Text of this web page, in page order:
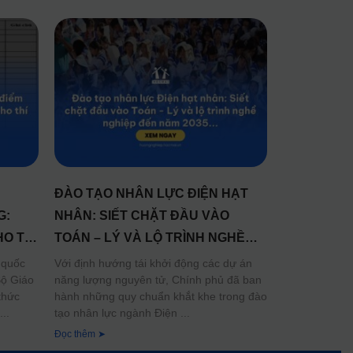
THÍ
Giáo
ĐÀO TẠO NHÂN LỰC ĐIỆN HẠT
NHÂN: SIẾT CHẶT ĐẦU VÀO
TOÁN – LÝ VÀ LỘ TRÌNH NGHỀ
NGHIỆP ĐẾN NĂM 2035
Với định hướng tái khởi động các dự án
năng lượng nguyên tử, Chính phủ đã ban
hành những quy chuẩn khắt khe trong đào
tạo nhân lực ngành Điện
Đọc thêm ➤